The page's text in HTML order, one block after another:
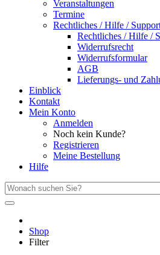
Veranstaltungen
Termine
Rechtliches / Hilfe /
Rechtliches / Hilfe /
Widerrufsrecht
Widerrufsformular
AGB
Lieferungs- und
Einblick
Kontakt
Mein Konto
Anmelden
Noch kein Kunde?
Registrieren
Meine Bestellung
Hilfe
Shop
Filter